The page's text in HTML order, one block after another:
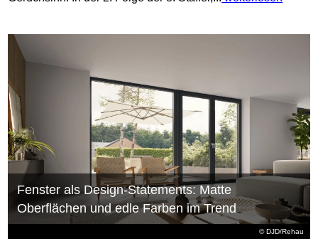
Fenster als Design-Statements: Matte
Oberflächen und edle Farben im Trend